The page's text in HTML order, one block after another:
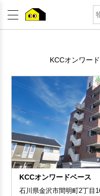
KCCオンワー
KCCオンワードベース
石川県金沢市間明町2丁目